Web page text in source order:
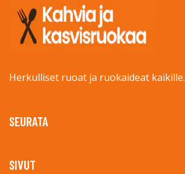
Herkulliset ruoat ja ruokaideat kaikille.
SEURATA
SIVUT